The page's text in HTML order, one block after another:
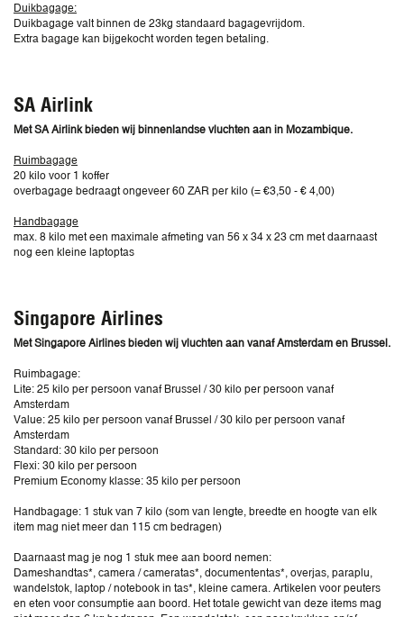
Duikbagage:
Duikbagage valt binnen de 23kg standaard bagagevrijdom.
Extra bagage kan bijgekocht worden tegen betaling.
SA Airlink
Met SA Airlink bieden wij binnenlandse vluchten aan in Mozambique.
Ruimbagage
20 kilo voor 1 koffer
overbagage bedraagt ongeveer 60 ZAR per kilo (= €3,50 - € 4,00)
Handbagage
max. 8 kilo met een maximale afmeting van 56 x 34 x 23 cm met daarnaast
nog een kleine laptoptas
Singapore Airlines
Met Singapore Airlines bieden wij vluchten aan vanaf Amsterdam en Brussel.
Ruimbagage:
Lite: 25 kilo per persoon vanaf Brussel / 30 kilo per persoon vanaf
Amsterdam
Value: 25 kilo per persoon vanaf Brussel / 30 kilo per persoon vanaf
Amsterdam
Standard: 30 kilo per persoon
Flexi: 30 kilo per persoon
Premium Economy klasse: 35 kilo per persoon
Handbagage: 1 stuk van 7 kilo (som van lengte, breedte en hoogte van elk
item mag niet meer dan 115 cm bedragen)
Daarnaast mag je nog 1 stuk mee aan boord nemen:
Dameshandtas*, camera / cameratas*, documententas*, overjas, paraplu,
wandelstok, laptop / notebook in tas*, kleine camera. Artikelen voor peuters
en eten voor consumptie aan boord. Het totale gewicht van deze items mag